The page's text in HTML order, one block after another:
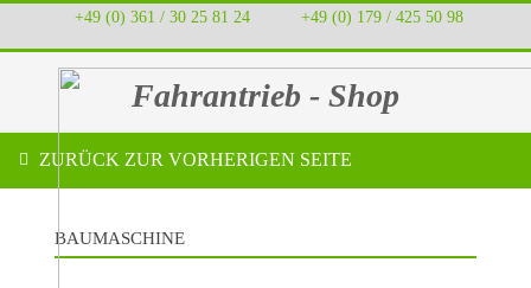
+49 (0) 361 / 30 25 81 24 +49 (0) 179 / 425 50 98
Fahrantrieb - Shop
ZURÜCK ZUR VORHERIGEN SEITE
BAUMASCHINE